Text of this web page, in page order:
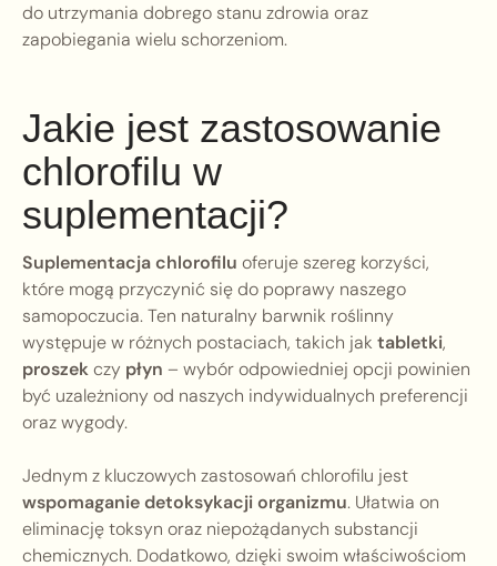
do utrzymania dobrego stanu zdrowia oraz
zapobiegania wielu schorzeniom.
Jakie jest zastosowanie
chlorofilu w
suplementacji?
Suplementacja chlorofilu oferuje szereg korzyści,
które mogą przyczynić się do poprawy naszego
samopoczucia. Ten naturalny barwnik roślinny
występuje w różnych postaciach, takich jak tabletki,
proszekczy płyn – wybór odpowiedniej opcji powinien
być uzależniony od naszych indywidualnych preferencji
oraz wygody.
Jednym z kluczowych zastosowań chlorofilu jest
wspomaganie detoksykacji organizmu. Ułatwia on
eliminację toksyn oraz niepożądanych substancji
chemicznych. Dodatkowo, dzięki swoim właściwościom